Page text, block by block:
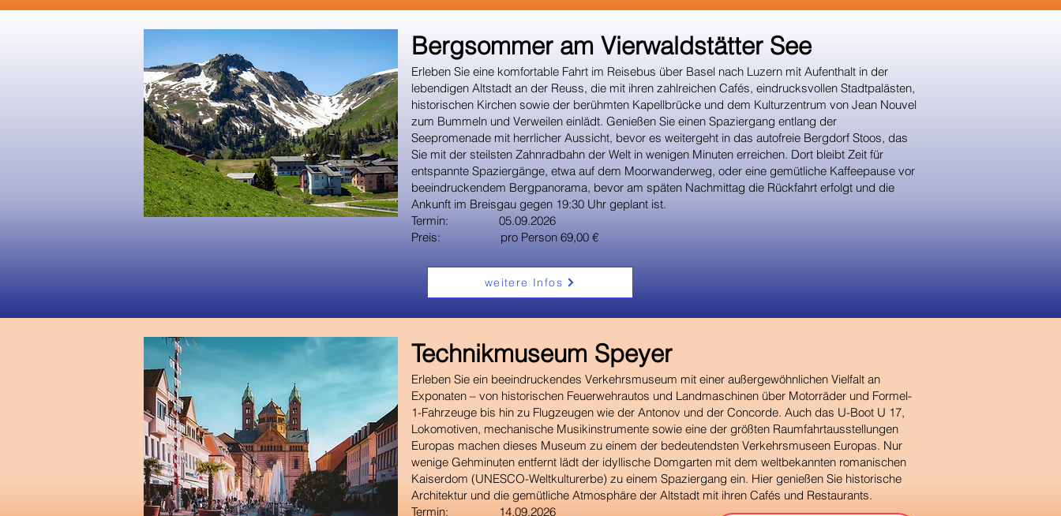
​Bergsommer am Vierwaldstätter See
Erleben Sie eine komfortable Fahrt im Reisebus über Basel nach Luzern mit Aufenthalt in der
lebendigen Altstadt an der Reuss, die mit ihren zahlreichen Cafés, eindrucksvollen Stadtpalästen,
historischen Kirchen sowie der berühmten Kapellbrücke und dem Kulturzentrum von Jean Nouvel
zum Bummeln und Verweilen einlädt. Genießen Sie einen Spaziergang entlang der
Seepromenade mit herrlicher Aussicht, bevor es weitergeht in das autofreie Bergdorf Stoos, das
Sie mit der steilsten Zahnradbahn der Welt in wenigen Minuten erreichen. Dort bleibt Zeit für
entspannte Spaziergänge, etwa auf dem Moorwanderweg, oder eine gemütliche Kaffeepause vor
beeindruckendem Bergpanorama, bevor am späten Nachmittag die Rückfahrt erfolgt und die
Ankunft im Breisgau gegen 19:30 Uhr geplant ist.
Termin: 05.09.2026
Preis: pro Person 69,00 €
weitere Infos
​Technikmuseum Speyer
Erleben Sie ein beeindruckendes Verkehrsmuseum mit einer außergewöhnlichen Vielfalt an
Exponaten – von historischen Feuerwehrautos und Landmaschinen über Motorräder und Formel-
1-Fahrzeuge bis hin zu Flugzeugen wie der Antonov und der Concorde. Auch das U-Boot U 17,
Lokomotiven, mechanische Musikinstrumente sowie eine der größten Raumfahrtausstellungen
Europas machen dieses Museum zu einem der bedeutendsten Verkehrsmuseen Europas. Nur
wenige Gehminuten entfernt lädt der idyllische Domgarten mit dem weltbekannten romanischen
Kaiserdom (UNESCO-Weltkulturerbe) zu einem Spaziergang ein. Hier genießen Sie historische
Architektur und die gemütliche Atmosphäre der Altstadt mit ihren Cafés und Restaurants.
Termin: 14.09.2026